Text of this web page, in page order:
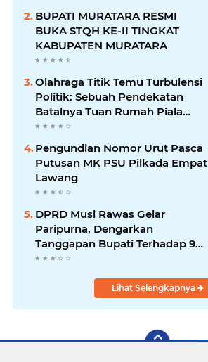
BUPATI MURATARA RESMI
BUKA STQH KE-II TINGKAT
KABUPATEN MURATARA
Olahraga Titik Temu Turbulensi
Politik: Sebuah Pendekatan
Batalnya Tuan Rumah Piala
Dunia U-20
Pengundian Nomor Urut Pasca
Putusan MK PSU Pilkada Empat
Lawang
DPRD Musi Rawas Gelar
Paripurna, Dengarkan
Tanggapan Bupati Terhadap 9
Raperda Inisiatif
Lihat Selengkapnya